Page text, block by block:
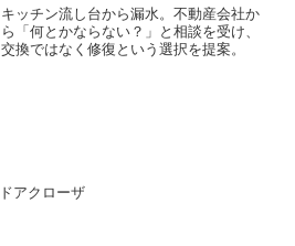
キッチン流し台から漏水。不動産会社か
ら「何とかならない？」と相談を受け、
交換ではなく修復という選択を提案。
ドアクローザ